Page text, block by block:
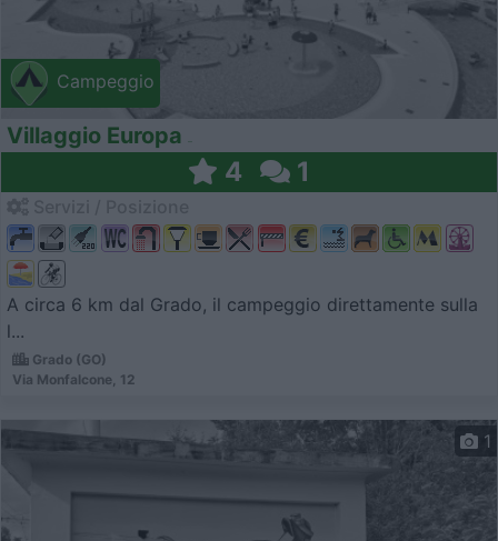
Campeggio
Villaggio Europa
4 1
A circa 6 km dal Grado, il campeggio direttamente sulla
l...
Grado (GO)
Via Monfalcone, 12
1